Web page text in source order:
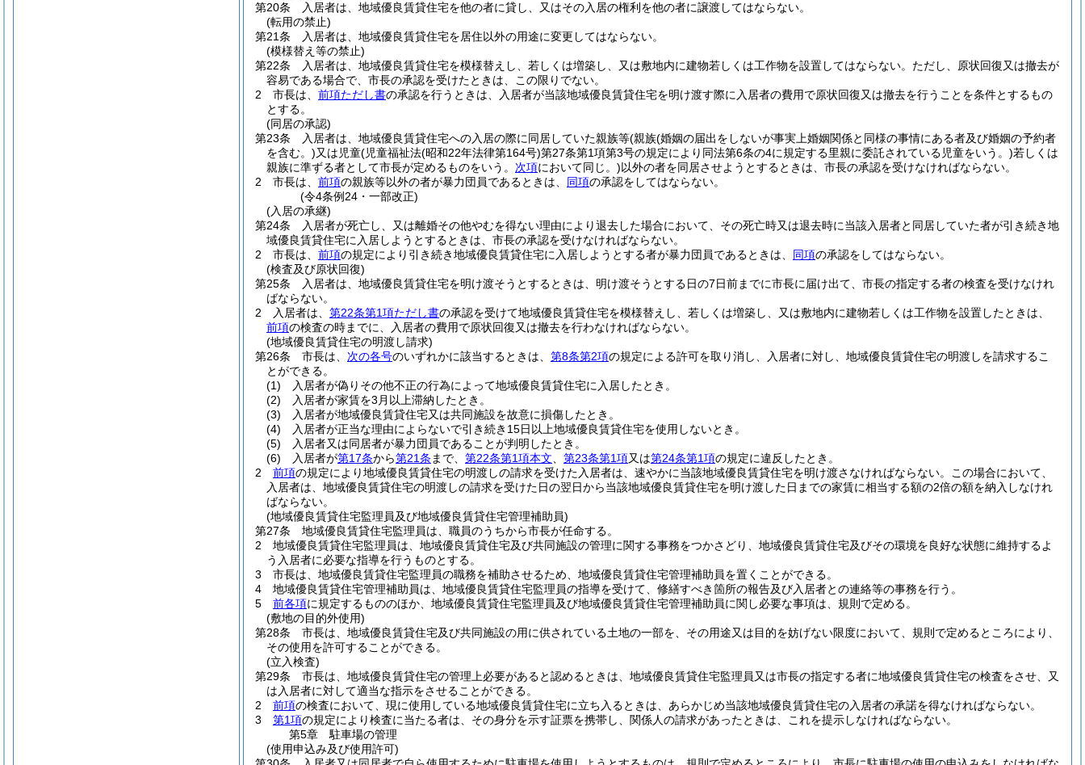
第20条
入居者は、地域優良賃貸住宅を他の者に貸し、又はその入居の権利を他の者に譲渡してはならない。
(転用の禁止)
第21条
入居者は、地域優良賃貸住宅を居住以外の用途に変更してはならない。
(模様替え等の禁止)
第22条
入居者は、地域優良賃貸住宅を模様替えし、若しくは増築し、又は敷地内に建物若しくは工作物を設置してはならない。 ただし、原状回復又は撤去が
容易である場合で、市長の承認を受けたときは、この限りでない。
2
市長は、 前項ただし書の承認を行うときは、入居者が当該地域優良賃貸住宅を明け渡す際に入居者の費用で原状回復又は撤去を行うことを条件とするもの
とする。
(同居の承認)
第23条
入居者は、地域優良賃貸住宅への入居の際に同居していた親族等(親族(婚姻の届出をしないが事実上婚姻関係と同様の事情にある者及び婚姻の予約者
を含む。)又は児童(児童福祉法(昭和22年法律第164号)第27条第1項第3号の規定により同法第6条の4に規定する里親に委託されている児童をいう。)若しくは
親族に準ずる者として市長が定めるものをいう。 次項において同じ。)以外の者を同居させようとするときは、市長の承認を受けなければならない。
2
市長は、 前項の親族等以外の者が暴力団員であるときは、 同項の承認をしてはならない。
(令4条例24・一部改正)
(入居の承継)
第24条
入居者が死亡し、又は離婚その他やむを得ない理由により退去した場合において、その死亡時又は退去時に当該入居者と同居していた者が引き続き地
域優良賃貸住宅に入居しようとするときは、市長の承認を受けなければならない。
2
市長は、 前項の規定により引き続き地域優良賃貸住宅に入居しようとする者が暴力団員であるときは、 同項の承認をしてはならない。
(検査及び原状回復)
第25条
入居者は、地域優良賃貸住宅を明け渡そうとするときは、明け渡そうとする日の7日前までに市長に届け出て、市長の指定する者の検査を受けなけれ
ばならない。
2
入居者は、 第22条第1項ただし書の承認を受けて地域優良賃貸住宅を模様替えし、若しくは増築し、又は敷地内に建物若しくは工作物を設置したときは、
前項の検査の時までに、入居者の費用で原状回復又は撤去を行わなければならない。
(地域優良賃貸住宅の明渡し請求)
第26条
市長は、 次の各号のいずれかに該当するときは、 第8条第2項の規定による許可を取り消し、入居者に対し、地域優良賃貸住宅の明渡しを請求するこ
とができる。
(1)
入居者が偽りその他不正の行為によって地域優良賃貸住宅に入居したとき。
(2)
入居者が家賃を3月以上滞納したとき。
(3)
入居者が地域優良賃貸住宅又は共同施設を故意に損傷したとき。
(4)
入居者が正当な理由によらないで引き続き15日以上地域優良賃貸住宅を使用しないとき。
(5)
入居者又は同居者が暴力団員であることが判明したとき。
(6)
入居者が第17条から第21条 まで、 第22条第1項本文 第23条第1項又は第24条第1項の規定に違反したとき。
2
前項の規定により地域優良賃貸住宅の明渡しの請求を受けた入居者は、速やかに当該地域優良賃貸住宅を明け渡さなければならない。
この場合において、
入居者は、地域優良賃貸住宅の明渡しの請求を受けた日の翌日から当該地域優良賃貸住宅を明け渡した日までの家賃に相当する額の2倍の額を納入しなけれ
ばならない。
(地域優良賃貸住宅監理員及び地域優良賃貸住宅管理補助員)
第27条
地域優良賃貸住宅監理員は、職員のうちから市長が任命する。
2
地域優良賃貸住宅監理員は、地域優良賃貸住宅及び共同施設の管理に関する事務をつかさどり、地域優良賃貸住宅及びその環境を良好な状態に維持するよ
う入居者に必要な指導を行うものとする。
3
市長は、地域優良賃貸住宅監理員の職務を補助させるため、地域優良賃貸住宅管理補助員を置くことができる。
4
地域優良賃貸住宅管理補助員は、地域優良賃貸住宅監理員の指導を受けて、修繕すべき箇所の報告及び入居者との連絡等の事務を行う。
5
前各項に規定するもののほか、地域優良賃貸住宅監理員及び地域優良賃貸住宅管理補助員に関し必要な事項は、規則で定める。
(敷地の目的外使用)
第28条
市長は、地域優良賃貸住宅及び共同施設の用に供されている土地の一部を、その用途又は目的を妨げない限度において、規則で定めるところにより、
その使用を許可することができる。
(立入検査)
第29条
市長は、地域優良賃貸住宅の管理上必要があると認めるときは、地域優良賃貸住宅監理員又は市長の指定する者に地域優良賃貸住宅の検査をさせ、又
は入居者に対して適当な指示をさせることができる。
2
前項の検査において、現に使用している地域優良賃貸住宅に立ち入るときは、あらかじめ当該地域優良賃貸住宅の入居者の承諾を得なければならない。
3
第1項の規定により検査に当たる者は、その身分を示す証票を携帯し、関係人の請求があったときは、これを提示しなければならない。
第5章
駐車場の管理
(使用申込み及び使用許可)